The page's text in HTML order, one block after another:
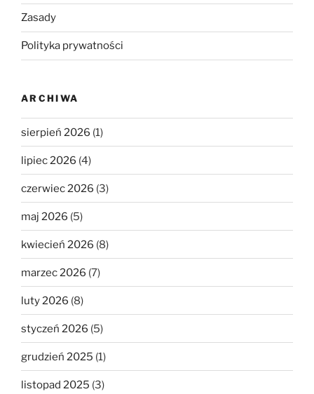
Zasady
Polityka prywatności
ARCHIWA
sierpień 2026 (1)
lipiec 2026 (4)
czerwiec 2026 (3)
maj 2026 (5)
kwiecień 2026 (8)
marzec 2026 (7)
luty 2026 (8)
styczeń 2026 (5)
grudzień 2025 (1)
listopad 2025 (3)